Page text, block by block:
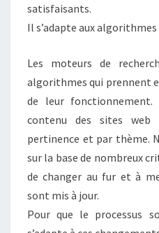
satisfaisants.
Il s’adapte aux
Les moteurs de
algorithmes qui prennent
de leur
contenu des sites
pertinence et par thème.
sur la base de nombreux
de changer au fur et à
sont mis à jour.
Pour que le processus